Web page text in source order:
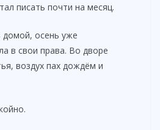
писать почти на месяц.
домой, осень уже
в свои права. Во дворе
воздух пах дождём и